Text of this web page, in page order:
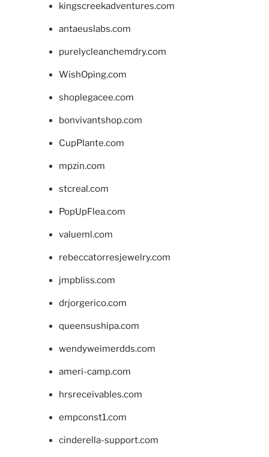
kingscreekadventures.com
antaeuslabs.com
purelycleanchemdry.com
WishOping.com
shoplegacee.com
bonvivantshop.com
CupPlante.com
mpzin.com
stcreal.com
PopUpFlea.com
valueml.com
rebeccatorresjewelry.com
jmpbliss.com
drjorgerico.com
queensushipa.com
wendyweimerdds.com
ameri-camp.com
hrsreceivables.com
empconst1.com
cinderella-support.com